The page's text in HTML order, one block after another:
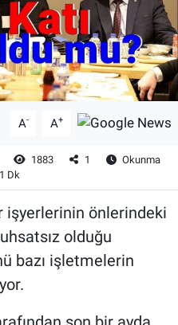
A- A+
1883 1
Okunma
Dk
işyerlerinin önlerindeki
olduğu
bazı işletmelerin